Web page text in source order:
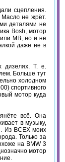
сцепления.
не жрёт.
деталями не
Bosh, мотор
MB, но и не
даже не в
дизелях. Т. е.
Больше тут
холодном
спортивного
мотор куда
всё. Она
в музыку,
Из ВСЕХ моих
Только за
на BMW 3
мотор